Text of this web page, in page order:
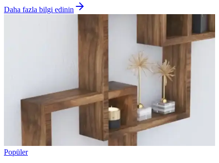
Daha fazla bilgi edinin
Popüler